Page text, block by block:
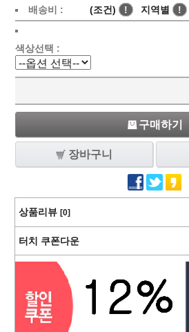
배송비 : (조건) ! 지역별 !
색상선택 :
구매하기
장바구니
상품리뷰 [0]
터치 쿠폰다운